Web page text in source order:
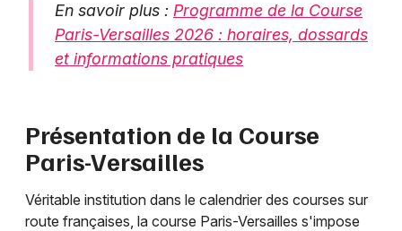
En savoir plus : Programme de la Course
Paris-Versailles 2026 : horaires, dossards
et informations pratiques
Présentation de la Course
Paris-Versailles
Véritable institution dans le calendrier des courses sur
route françaises, la course Paris-Versailles s'impose